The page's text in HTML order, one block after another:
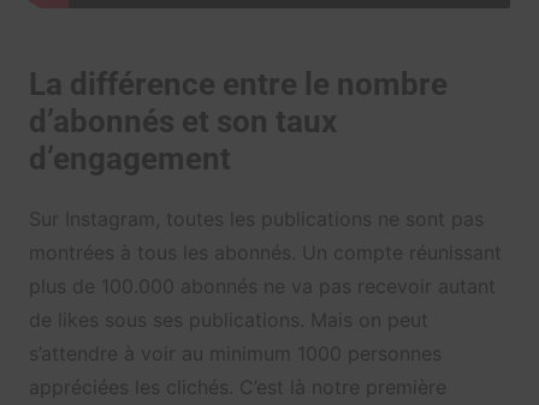
La différence entre le nombre
d’abonnés et son taux
d’engagement
Sur Instagram, toutes les publications ne sont pas
montrées à tous les abonnés. Un compte réunissant
plus de 100.000 abonnés ne va pas recevoir autant
de likes sous ses publications. Mais on peut
s’attendre à voir au minimum 1000 personnes
appréciées les clichés. C’est là notre première